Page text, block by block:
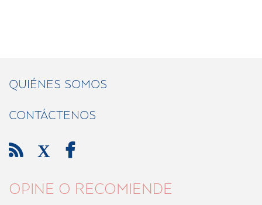
QUIÉNES SOMOS
CONTÁCTENOS
 X 
OPINE O RECOMIENDE